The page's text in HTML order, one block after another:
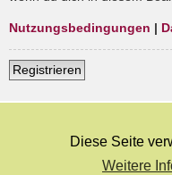
Diese Seite
Weitere
Nutzungsbedingungen |
Registrieren